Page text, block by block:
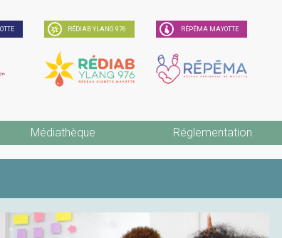
RÉDIAB YLANG 976 RÉPÉMA MAYOTTE
Médiathèque Réglementation